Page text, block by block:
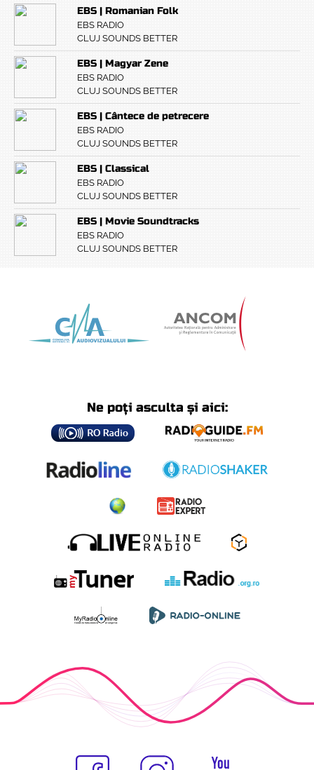
EBS | Romanian Folk
EBS RADIO
CLUJ SOUNDS BETTER
EBS | Magyar Zene
EBS RADIO
CLUJ SOUNDS BETTER
EBS | Cântece de petrecere
EBS RADIO
CLUJ SOUNDS BETTER
EBS | Classical
EBS RADIO
CLUJ SOUNDS BETTER
EBS | Movie Soundtracks
EBS RADIO
CLUJ SOUNDS BETTER
Ne poți asculta și aici: